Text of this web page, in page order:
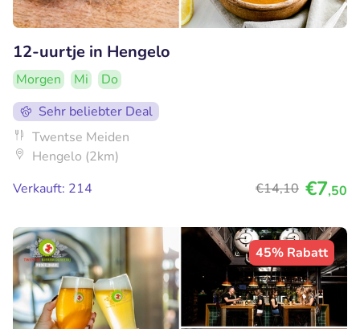
12-uurtje in Hengelo
Morgen Mi
Do
Sehr beliebter Deal
Twentse Meiden
Hengelo (2km)
Verkauft: 214
€14,10 €7,50
45% Rabatt